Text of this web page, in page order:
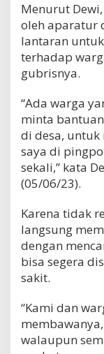
Menurut
oleh aparatur
lantaran
terhadap
gubrisnya.
“Ada warga
minta
di desa, untuk
saya di
sekali,” kata
(05/06/23).
Karena tidak
langsung
dengan
bisa segera
sakit.
“Kami dan
walaupun